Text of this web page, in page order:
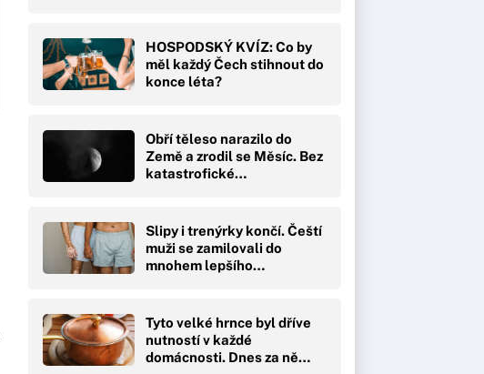
HOSPODSKÝ KVÍZ: Co by
měl každý Čech stihnout do
konce léta?
Obří těleso narazilo do
Země a zrodil se Měsíc. Bez
katastrofické…
Slipy i trenýrky končí. Čeští
muži se zamilovali do
mnohem lepšího…
Tyto velké hrnce byl dříve
nutností v každé
domácnosti. Dnes za ně…